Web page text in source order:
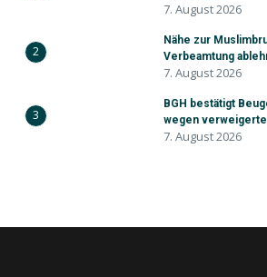
7. August 2026
2
Nähe zur
Verbeamtung
7. August 2026
3
BGH bestätigt
wegen
7. August 2026